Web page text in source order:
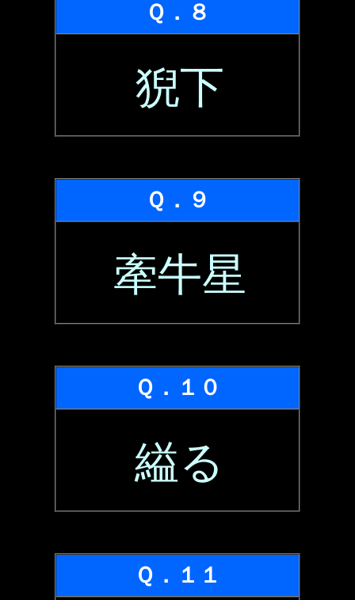
Ｑ．８
猊下
Ｑ．９
牽牛星
Ｑ．１０
縊る
Ｑ．１１